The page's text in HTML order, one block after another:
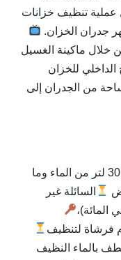
تنظيف خزانات
جدران الخزان.
خلال ماكينة الغسيل
للخزان
من الجدران إلى
من 30 لتر من الماء وما
السائلة غير
فرشاة لتنظيف
بالماء النظيف